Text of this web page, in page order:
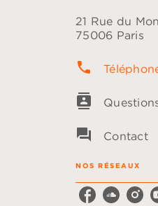
21 Rue du
75006 Paris
phone
contacts
question_answer Contact
NOS RÉSEAUX